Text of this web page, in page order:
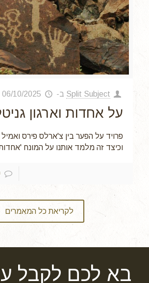
Split Subject ב- 06/10/2025
על אחדות וארגון
פרויד על הפער בין צ'ארלס פירס
וכיצד זה מלמד אותנו על המונח
לקריאת כל המאמרים
בא לכם לקבל